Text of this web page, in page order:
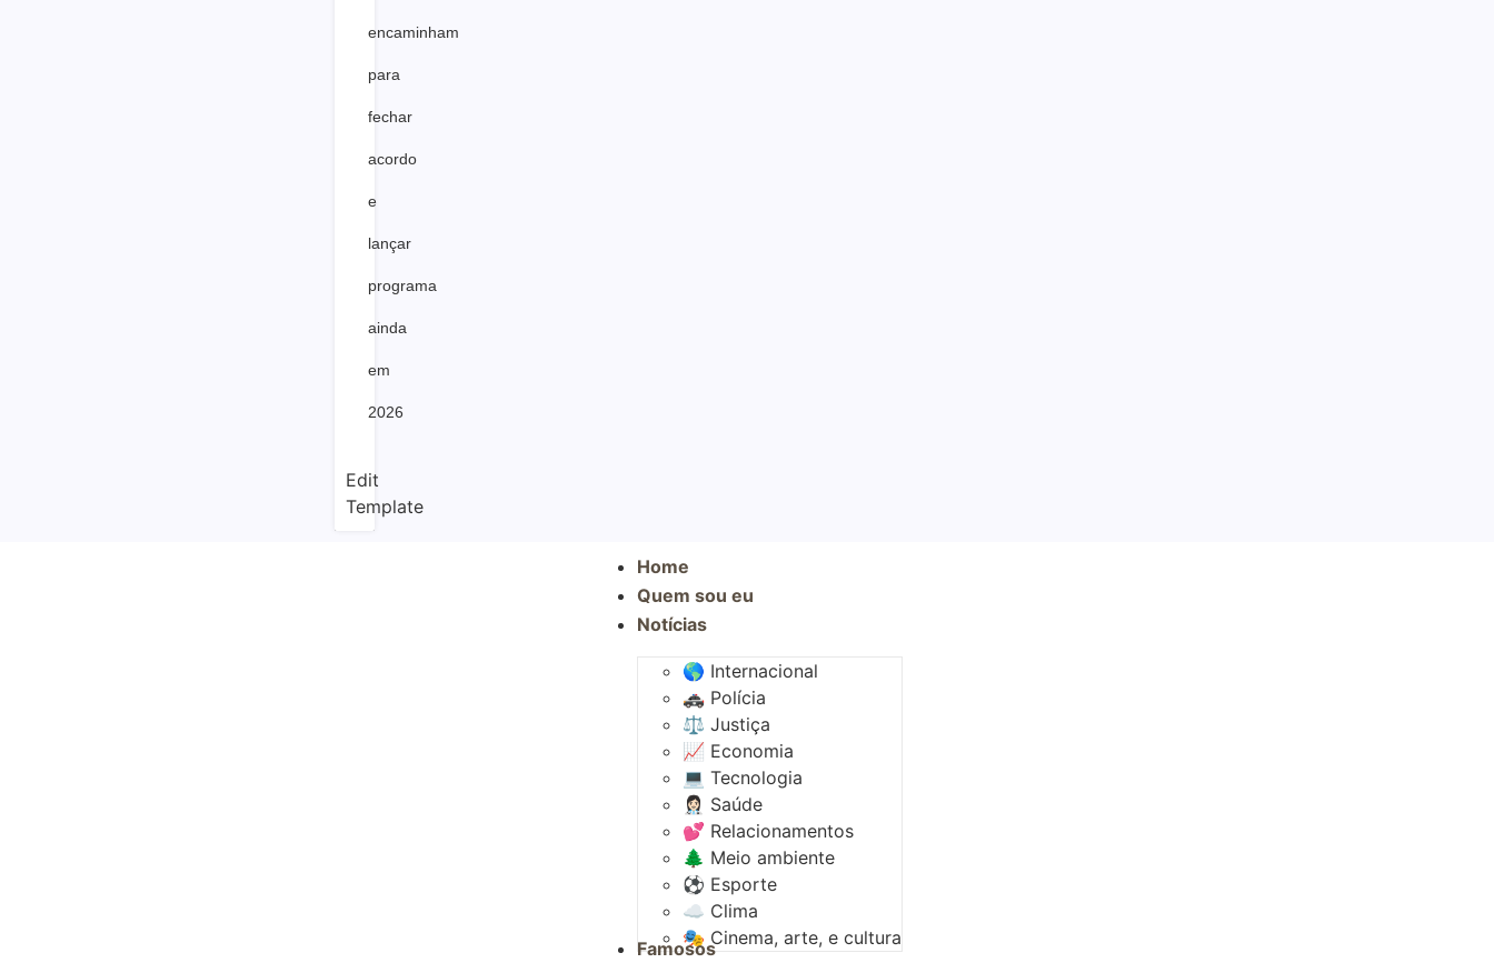
encaminham
para
fechar
acordo
e
lançar
programa
ainda
em
2026
Edit
Template
Home
Quem sou eu
Notícias
🌎 Internacional
🚓 Polícia
⚖️ Justiça
📈 Economia
💻 Tecnologia
👩🏻‍⚕️ Saúde
💕 Relacionamentos
🌲 Meio ambiente
⚽︎ Esporte
☁️ Clima
🎭 Cinema, arte, e cultura
Famosos